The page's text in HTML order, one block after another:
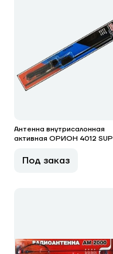
Антенна внутрисалонная
активная ОРИОН 4012
Под заказ